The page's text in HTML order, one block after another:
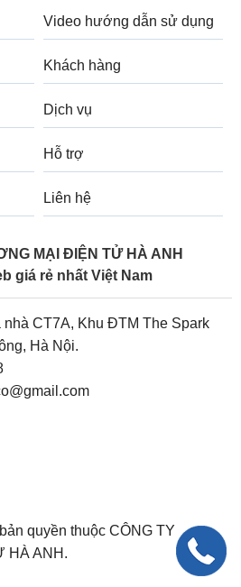
Video hướng dẫn sử dụng
Khách hàng
Dịch vụ
Hỗ trợ
Liên hệ
MẠI ĐIỆN TỬ HÀ ANH
giá rẻ nhất Việt Nam
CT7A, Khu ĐTM The Spark
Hà Nội.
quyền thuộc CÔNG TY
HÀ ANH.